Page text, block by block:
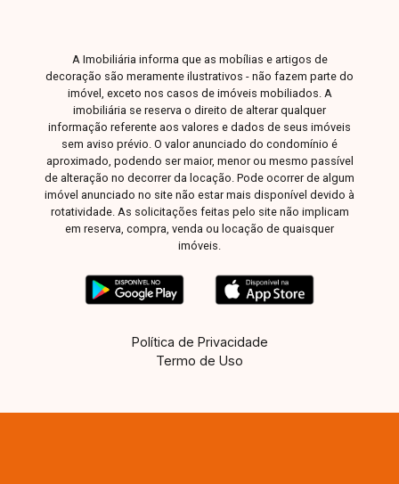
A Imobiliária informa que as mobílias e artigos de
decoração são meramente ilustrativos - não fazem parte do
imóvel, exceto nos casos de imóveis mobiliados. A
imobiliária se reserva o direito de alterar qualquer
informação referente aos valores e dados de seus imóveis
sem aviso prévio. O valor anunciado do condomínio é
aproximado, podendo ser maior, menor ou mesmo passível
de alteração no decorrer da locação. Pode ocorrer de algum
imóvel anunciado no site não estar mais disponível devido à
rotatividade. As solicitações feitas pelo site não implicam
em reserva, compra, venda ou locação de quaisquer
imóveis.
Política de Privacidade
Termo de Uso